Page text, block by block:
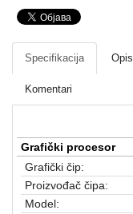
oprema
Gaming
Fotoaparati
Kućni
aparati
Software
Specifikacija Opis
Komentari
Grafički procesor
Grafički čip:
Proizvođač čipa:
Model: